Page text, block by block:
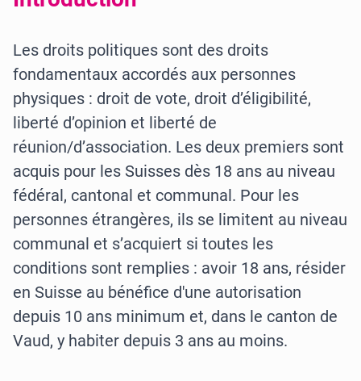
Les droits politiques sont des droits
fondamentaux accordés aux personnes
physiques : droit de vote, droit d’éligibilité,
liberté d’opinion et liberté de
réunion/d’association. Les deux premiers sont
acquis pour les Suisses dès 18 ans au niveau
fédéral, cantonal et communal. Pour les
personnes étrangères, ils se limitent au niveau
communal et s’acquiert si toutes les
conditions sont remplies : avoir 18 ans, résider
en Suisse au bénéfice d'une autorisation
depuis 10 ans minimum et, dans le canton de
Vaud, y habiter depuis 3 ans au moins.